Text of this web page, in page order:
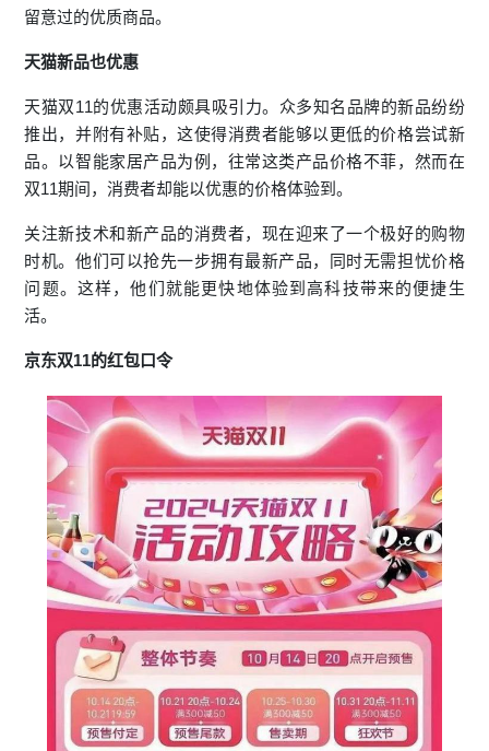
留意过的优质商品。
天猫新品也优惠
天猫双11的优惠活动颇具吸引力。众多知名品牌的新品纷纷
推出，并附有补贴，这使得消费者能够以更低的价格尝试新
品。以智能家居产品为例，往常这类产品价格不菲，然而在
双11期间，消费者却能以优惠的价格体验到。
关注新技术和新产品的消费者，现在迎来了一个极好的购物
时机。他们可以抢先一步拥有最新产品，同时无需担忧价格
问题。这样，他们就能更快地体验到高科技带来的便捷生
活。
京东双11的红包口令